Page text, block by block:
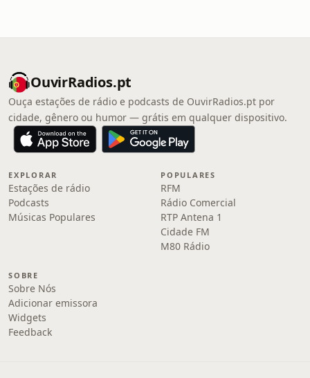
OuvirRadios.pt
Ouça estações de rádio e podcasts de OuvirRadios.pt por
cidade, gênero ou humor — grátis em qualquer dispositivo.
EXPLORAR
Estações de rádio
Podcasts
Músicas Populares
POPULARES
RFM
Rádio Comercial
RTP Antena 1
Cidade FM
M80 Rádio
SOBRE
Sobre Nós
Adicionar emissora
Widgets
Feedback